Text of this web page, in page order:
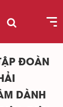
ĐOÀN
DÀNH